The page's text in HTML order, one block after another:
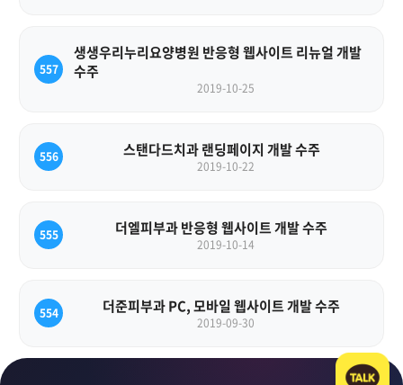
557
생생우리누리요양병원 반응형 웹사이트 리뉴얼 개발
수주
2019-10-25
556 스탠다드치과 랜딩페이지 개발 수주
2019-10-22
555 더엘피부과 반응형 웹사이트 개발 수주
2019-10-14
554 더준피부과 PC, 모바일 웹사이트 개발 수주
2019-09-30